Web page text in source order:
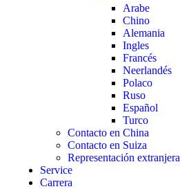
Arabe
Chino
Alemania
Ingles
Francés
Neerlandés
Polaco
Ruso
Español
Turco
Contacto en China
Contacto en Suiza
Representación extranjera
Service
Carrera